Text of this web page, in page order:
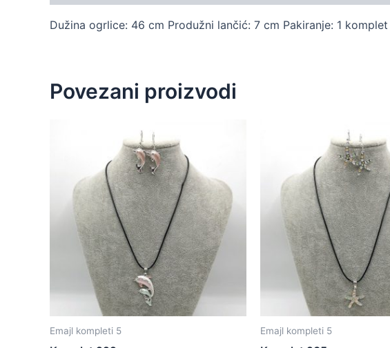
Dužina ogrlice: 46 cm Produžni lančić: 7 cm Pakiranje: 1 komplet
Povezani proizvodi
Emajl kompleti 5 Emajl kompleti 5